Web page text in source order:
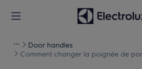
Door handles
Comment changer la poignée de